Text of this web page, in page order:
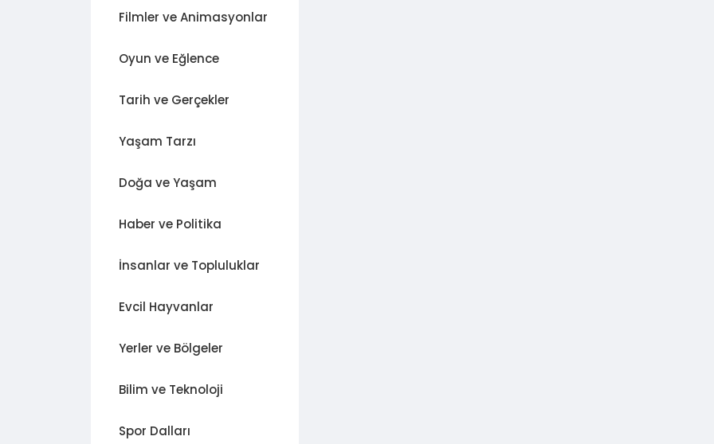
Filmler ve Animasyonlar
Oyun ve Eğlence
Tarih ve Gerçekler
Yaşam Tarzı
Doğa ve Yaşam
Haber ve Politika
İnsanlar ve Topluluklar
Evcil Hayvanlar
Yerler ve Bölgeler
Bilim ve Teknoloji
Spor Dalları